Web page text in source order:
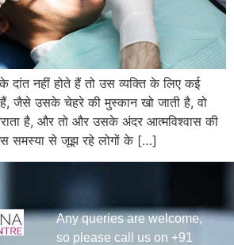
दांत नहीं होते हैं तो उस व्यक्ति के लिए कई
हैं, जैसे उसके चेहरे की मुस्कान खो जाती है, वो
है, और तो और उसके अंदर आत्मविश्वास की
समस्या से जूझ रहे लोगों के […]
Any queries are welcome,
so please call us on +91